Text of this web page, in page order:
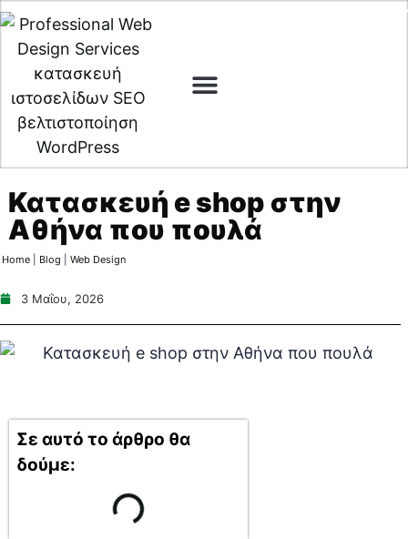
Κατασκευή e shop στην
Αθήνα που πουλά
Home| Blog Web Design
3 Μαΐου, 2026
Σε αυτό το άρθρο θα
δούμε: